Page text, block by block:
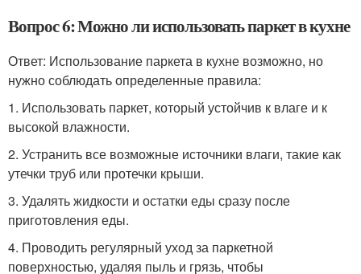
Вопрос 6: Можно ли использовать паркет в кухне
Ответ: Использование паркета в кухне возможно, но
нужно соблюдать определенные правила:
1. Использовать паркет, который устойчив к влаге и к
высокой влажности.
2. Устранить все возможные источники влаги, такие как
утечки труб или протечки крыши.
3. Удалять жидкости и остатки еды сразу после
приготовления еды.
4. Проводить регулярный уход за паркетной
поверхностью, удаляя пыль и грязь, чтобы